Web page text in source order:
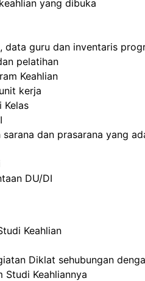
yang dibuka
guru dan inventaris
pelatihan
Keahlian
kerja
Kelas
dan prasarana yang
DU/DI
Keahlian
Diklat sehubungan
Keahliannya